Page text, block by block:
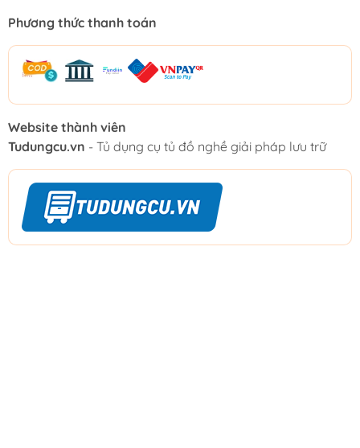
Phương thức thanh toán
Website thành viên
Tudungcu.vn - Tủ dụng cụ tủ đồ nghề giải pháp lưu trữ